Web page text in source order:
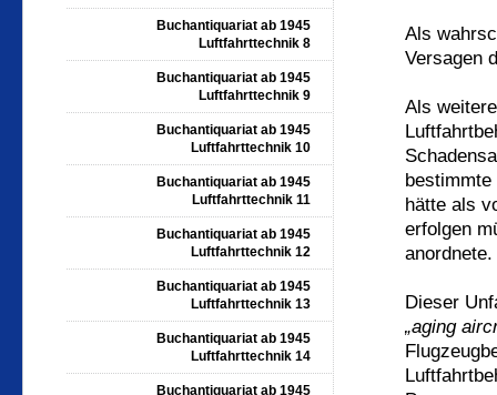
Als
Versagen
Als
hätte als
erfolgen
anordnete.
Dieser
„aging
Buchantiquariat ab 1945
Luftfahrttechnik 8
Buchantiquariat ab 1945
Luftfahrttechnik 9
Buchantiquariat ab 1945
Luftfahrttechnik 10
Buchantiquariat ab 1945
Luftfahrttechnik 11
Buchantiquariat ab 1945
Luftfahrttechnik 12
Buchantiquariat ab 1945
Luftfahrttechnik 13
Buchantiquariat ab 1945
Luftfahrttechnik 14
Buchantiquariat ab 1945